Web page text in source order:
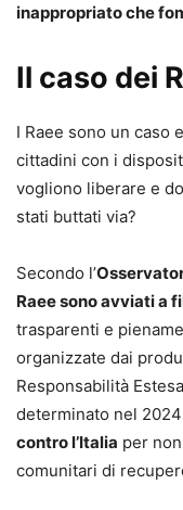
inappropriato che
Il caso dei
I Raee sono un caso
cittadini con i
vogliono liberare e
stati buttati via?
Secondo l’
Raee sono avviati a
trasparenti e
organizzate dai
Responsabilità
determinato nel
contro l’Italia per
comunitari di